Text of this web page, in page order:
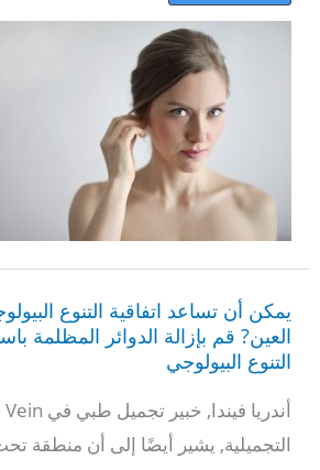
يمكن أن تساعد اتفاقية التنوع
العين? قم بإزالة الدوائر المظلمة
التنوع البيولوجي
التجميلية, يشير أيضًا إلى أن منطقة
يمكن
تساعد
اتفاقية
التنوع
البيولوجي
إزالة
بقع
العين?